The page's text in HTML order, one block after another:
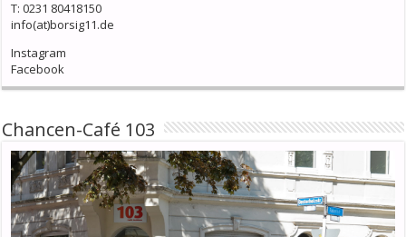
T: 0231 80418150
info(at)borsig11.de
Instagram
Facebook
Chancen-Café 103